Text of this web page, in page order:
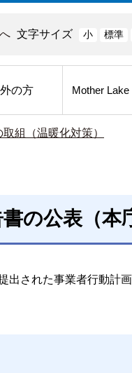
文字サイズ 小 標準
の方 Mother Lake
組（温暖化対策）
の公表（本
された事業者行動計